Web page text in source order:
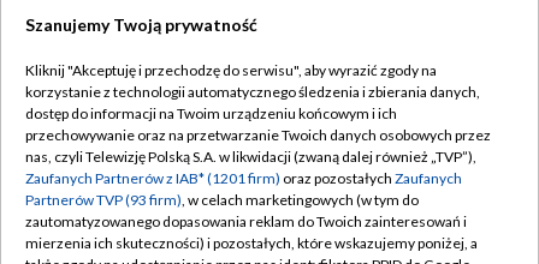
TVP
Abonament TVP
Emisja w TVP
Centrum informacji TVP
Naziemna Telewizja Cyfrowa
Regulamin TVP
Polityka prywatności
Moje zgody
Pomoc
Szanujemy Twoją prywatność
Kliknij "Akceptuję i przechodzę do serwisu", aby wyrazić zgody na
korzystanie z technologii automatycznego śledzenia i zbierania danych,
dostęp do informacji na Twoim urządzeniu końcowym i ich
przechowywanie oraz na przetwarzanie Twoich danych osobowych przez
nas, czyli Telewizję Polską S.A. w likwidacji (zwaną dalej również „TVP”),
Zaufanych Partnerów z IAB* (1201 firm) oraz pozostałych Zaufanych
Partnerów TVP (93 firm), w celach marketingowych (w tym do
zautomatyzowanego dopasowania reklam do Twoich zainteresowań i
mierzenia ich skuteczności) i pozostałych, które wskazujemy poniżej, a